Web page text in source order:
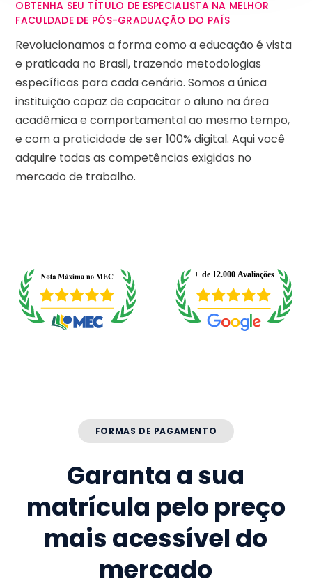
OBTENHA SEU TÍTULO DE ESPECIALISTA NA MELHOR
FACULDADE DE PÓS-GRADUAÇÃO DO PAÍS
Revolucionamos a forma como a educação é vista
e praticada no Brasil, trazendo metodologias
específicas para cada cenário. Somos a única
instituição capaz de capacitar o aluno na área
acadêmica e comportamental ao mesmo tempo,
e com a praticidade de ser 100% digital. Aqui você
adquire todas as competências exigidas no
mercado de trabalho.
FORMAS DE PAGAMENTO
Garanta a sua
matrícula pelo preço
mais acessível do
mercado